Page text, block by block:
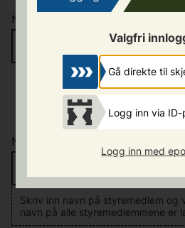
Valgfri
Gå direkte til
Logg inn via
Logg inn med
Navn på styreleder
Navn på styremedlemmer
Skriv inn navn på styremedlem og
navn på alle styremedlemmene er